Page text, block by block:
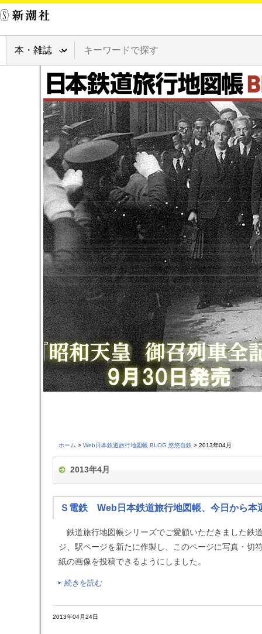
ホーム > Web日本鉄道旅行地図帳 BLOG 悠悠自鉄 > 2013年04月
2013年4月
Ｓ電鉄 Web日本鉄道旅行地図帳、今日から本
鉄道旅行地図帳シリーズでご愛顧いただきました鉄
ジ、駅ページを新たに作製し、このページに写真・切
紙の画像を投稿できるようにしました。
続きを読む
2013年04月24日